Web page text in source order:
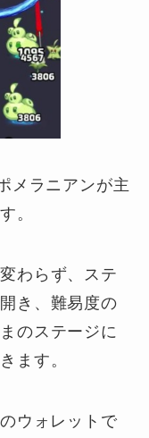
メラニアンが主
。
わらず、ステ
き、難易度の
のステージに
ます。
ウォレットで